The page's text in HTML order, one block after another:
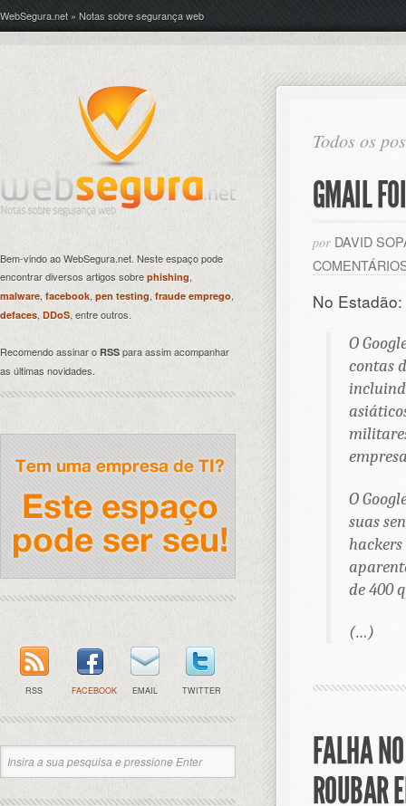
WebSegura.net » Notas sobre segurança web
Todos os
GMAIL
por DAVID
No Estadão:
O
contas
O
suas
de 400
(…)
FALHA
ROUBAR
Bem-vindo ao WebSegura.net. Neste espaço pode
encontrar diversos artigos sobre phishing,
malware, facebook, pen testing fraude emprego,
defaces, DDoS, entre outros.
Recomendo assinar o RSS para assim acompanhar
as últimas novidades.
RSS FACEBOOK EMAIL TWITTER